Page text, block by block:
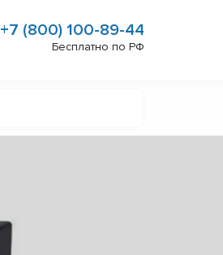
+7 (800) 100-89-44
Бесплатно по РФ